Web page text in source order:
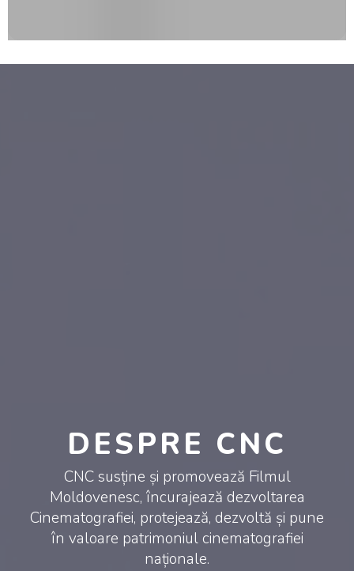
DESPRE CNC
CNC susține și promovează Filmul
Moldovenesc, încurajează dezvoltarea
Cinematografiei, protejează, dezvoltă și pune
în valoare patrimoniul cinematografiei
naționale.